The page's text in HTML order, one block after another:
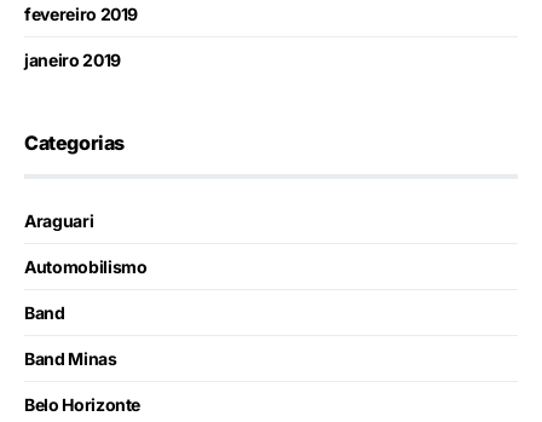
fevereiro 2019
janeiro 2019
Categorias
Araguari
Automobilismo
Band
Band Minas
Belo Horizonte